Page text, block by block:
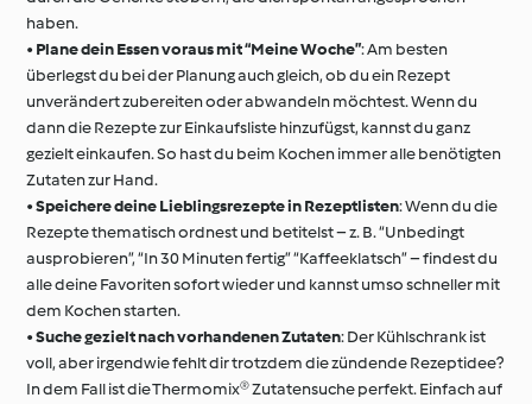
haben.
• Plane dein Essen voraus mit “Meine Woche”: Am besten
überlegst du bei der Planung auch gleich, ob du ein Rezept
unverändert zubereiten oder abwandeln möchtest. Wenn du
dann die Rezepte zur Einkaufsliste hinzufügst, kannst du ganz
gezielt einkaufen. So hast du beim Kochen immer alle benötigten
Zutaten zur Hand.
•Speichere deine Lieblingsrezepte in Rezeptlisten: Wenn du die
Rezepte thematisch ordnest und betitelst – z. B. “Unbedingt
ausprobieren”, “In 30 Minuten fertig” “Kaffeeklatsch” – findest du
alle deine Favoriten sofort wieder und kannst umso schneller mit
dem Kochen starten.
•Suche gezielt nach vorhandenen Zutaten: Der Kühlschrank ist
voll, aber irgendwie fehlt dir trotzdem die zündende Rezeptidee?
In dem Fall ist die Thermomix® Zutatensuche perfekt. Einfach auf